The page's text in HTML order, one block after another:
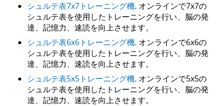
シュルテ表7x7トレーニング機. オンラインで7x7の
シュルテ表を使用したトレーニングを行い、脳の発
達、記憶力、速読を向上させます。
シュルテ表6x6トレーニング機. オンラインで6x6の
シュルテ表を使用したトレーニングを行い、脳の発
達、記憶力、速読を向上させます。
シュルテ表5x5トレーニング機. オンラインで5x5の
シュルテ表を使用したトレーニングを行い、脳の発
達、記憶力、速読を向上させます。